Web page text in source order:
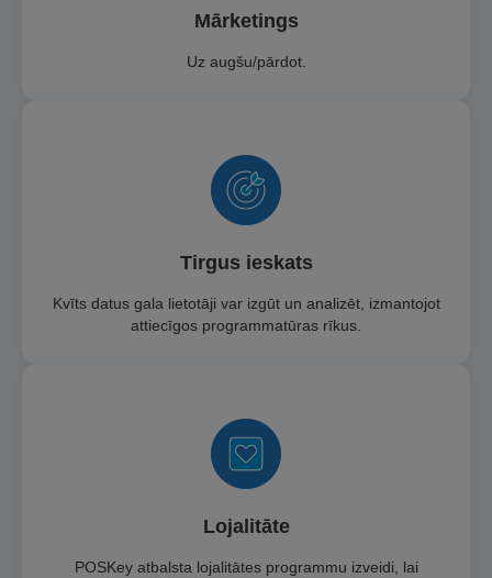
Mārketings
Uz augšu/pārdot.
Tirgus ieskats
Kvīts datus gala lietotāji var izgūt un analizēt, izmantojot
attiecīgos programmatūras rīkus.
Lojalitāte
POSKey atbalsta lojalitātes programmu izveidi, lai